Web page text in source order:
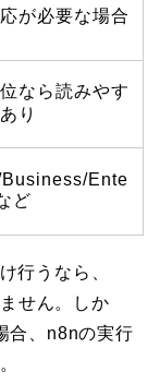
が必要な場合
なら読みやす
り
Ente
ど
行うなら、
せん。しか
合、n8nの実行